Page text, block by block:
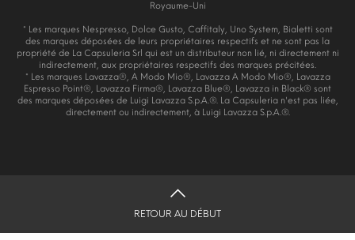
Royaume-Uni
* Les marques Nespresso, Dolce Gusto, Caffitaly, Uno System, Bialetti sont
des marques déposées de leurs propriétaires respectifs et ne sont pas la
propriété de La Capsuleria Srl qui est un distributeur non lié, ni directement ni
indirectement, aux propriétaires respectifs des marques précitées.
* Les marques Lavazza®, A Modo Mio®, Lavazza A Modo Mio®, Lavazza
Espresso Point®, Lavazza Firma®, Lavazza Blue®, Lavazza in Black® sont
des marques déposées de Luigi Lavazza S.p.A.®. La Capsuleria n'est pas liée,
directement ou indirectement, à Luigi Lavazza S.p.A.®.
RETOUR AU DÉBUT